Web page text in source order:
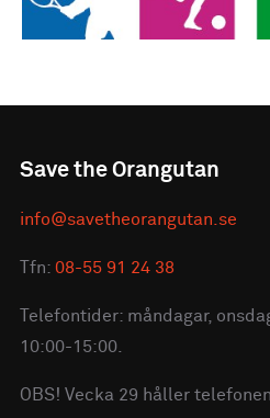
Save the Orangutan
info@savetheorangutan.se
Tfn: 08-55 91 24 38
Telefontider: måndagar,
10:00-15:00.
OBS! Vecka 29 håller